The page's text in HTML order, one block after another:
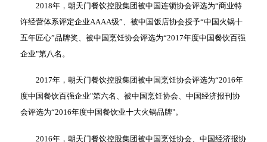
2018年，朝天门餐饮控股集团被中国连锁协会评选为“商业特
许经营体系评定企业AAAA级”、被中国饭店协会授予“中国火锅十
五年匠心”品牌奖、被中国烹饪协会评选为“2017年度中国餐饮百强
企业"第八名。
2017年，朝天门餐饮控股集团被中国烹饪协会评选为“2016年
度中国餐饮百强企业"第六名、被中国烹饪协会、中国经济报刊协
会评选为“2016年度中国餐饮业十大火锅品牌"。
2016年，朝天门餐饮控股集团被中国烹饪协会、中国经济报协